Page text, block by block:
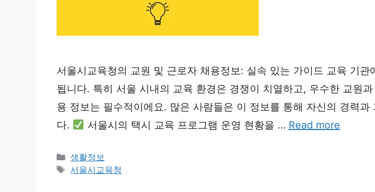
서울시교육청의 교원 및 근로자 채용정보: 실속 있는 가이드 교육 기
됩니다. 특히 서울 시내의 교육 환경은 경쟁이 치열하고, 우수한 교원
용 정보는 필수적이에요. 많은 사람들은 이 정보를 통해 자신의 경력
다.
서울시의 택시 교육 프로그램 운영 현황을 … Read more
Categories
생활정보
Tags
서울시교육청